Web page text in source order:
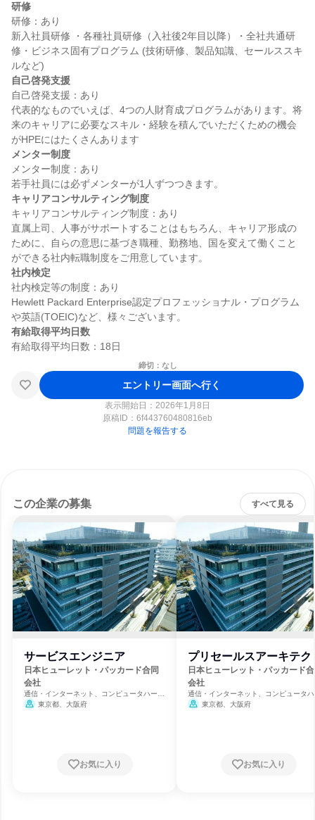
研修
研修：あり
新入社員研修 ・各種社員研修（入社後2年目以降）・全社共通研
修・ビジネス固有プログラム (技術研修、製品知識、セールススキ
自己啓発支援
自己啓発支援：あり
代表的なものでいえば、4つの人財育成プログラムがあります。将
来のキャリアに必要なスキル・経験を積んでいただくための機会
メンター制度
メンター制度：あり
キャリアコンサルティング制度
キャリアコンサルティング制度：あり
直属上司、人事がサポートすることはもちろん、キャリア形成の
ために、自らの意思に基づき職種、勤務地、国を変えて働くこと
社内検定
社内検定等の制度：あり
Hewlett Packard Enterprise認定プロフェッショナル・プログラム
有給取得平均日数
締切：なし
エントリー画面へ行く
表示開始日：2026年1月8日
原稿ID： 6f443760480816eb
問題を報告する
この企業の募集 すべて見る
サービスエンジニア
日本ヒューレット・パッカード合同
会社
通信・インターネット、コンピュータハード
ウェア開発
東京都、大阪府
お気に入り
プリセールスアーキテク
日本ヒューレット・パッカード
会社
通信・インターネット、コンピュータ
ウェア開発
東京都、大阪府
お気に入り